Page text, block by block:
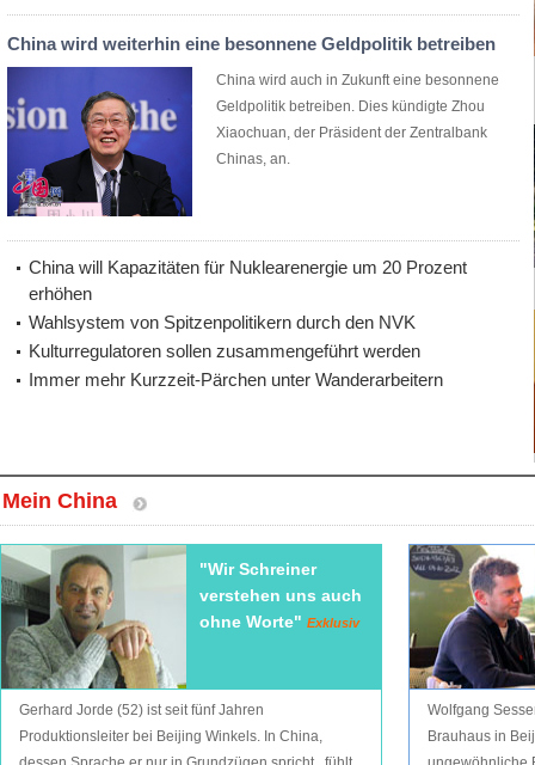
China wird weiterhin eine besonnene Geldpolitik betreiben
China wird auch in Zukunft eine besonnene
Geldpolitik betreiben. Dies kündigte Zhou
Xiaochuan, der Präsident der Zentralbank
Chinas, an.
China will Kapazitäten für Nuklearenergie um 20 Prozent
erhöhen
Wahlsystem von Spitzenpolitikern durch den NVK
Kulturregulatoren sollen zusammengeführt werden
Immer mehr Kurzzeit-Pärchen unter Wanderarbeitern
Mein China
"Wir Schreiner
verstehen uns auch
ohne Worte" Exklusiv
Gerhard Jorde (52) ist seit fünf Jahren
Produktionsleiter bei Beijing Winkels. In China,
Wolfgang
Brauhaus in